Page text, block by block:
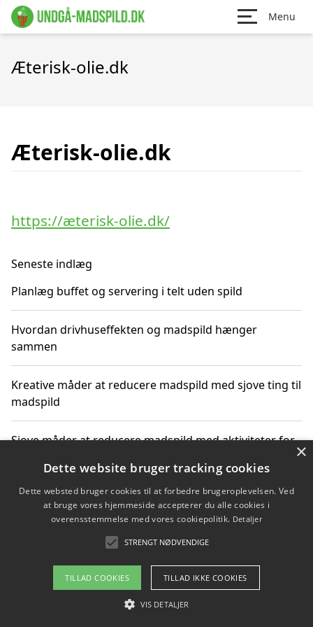
Menu
Æterisk-olie.dk
Æterisk-olie.dk
https://æterisk-olie.dk/
Seneste indlæg
Planlæg buffet og servering i telt uden spild
Hvordan drivhuseffekten og madspild hænger
sammen
Kreative måder at reducere madspild med sjove ting til
madspild
Sjove måder at reducere madspild med aktiviteter for
Hvor finder jeg nemme måltidskasser i Vejle
Om / kontakt
Blog Betingelser
×
Dette website bruger tracking cookies
Dette websted bruger cookies til at forbedre brugeroplevelsen. Ved
at bruge vores hjemmeside accepterer du alle cookies i
overensstemmelse med vores cookiepolitik. Detaljer
STRENGT NØDVENDIGE
TILLAD COOKIES TILLAD IKKE COOKIES
VIS DETALJER